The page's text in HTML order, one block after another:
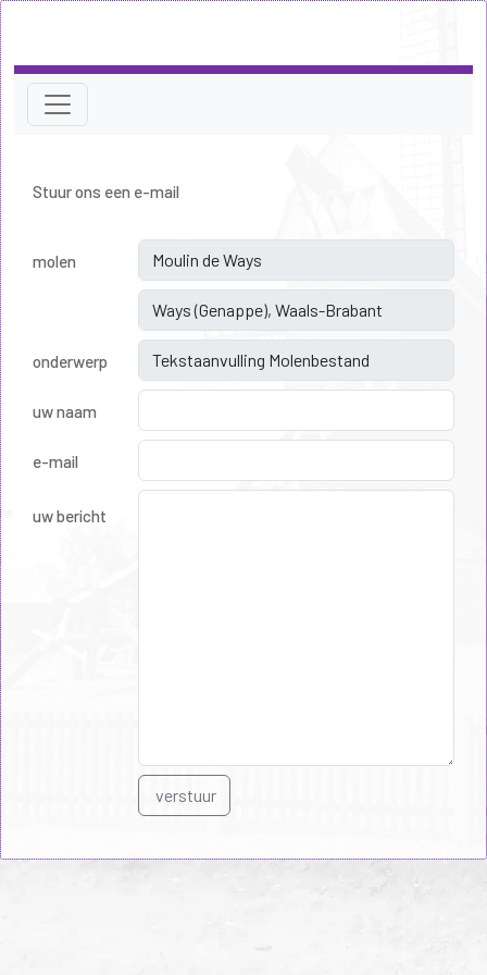
Stuur ons een e-mail
molen
onderwerp
uw naam
e-mail
uw bericht